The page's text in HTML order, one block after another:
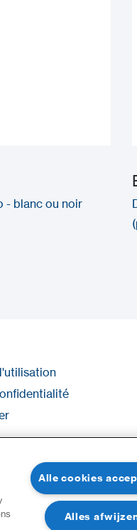
- blanc ou noir
Alle cookies
Alles